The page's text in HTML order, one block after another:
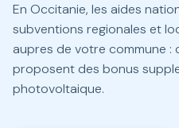
En Occitanie, les aides
subventions regionales et
aupres de votre commune :
proposent des bonus
photovoltaique.